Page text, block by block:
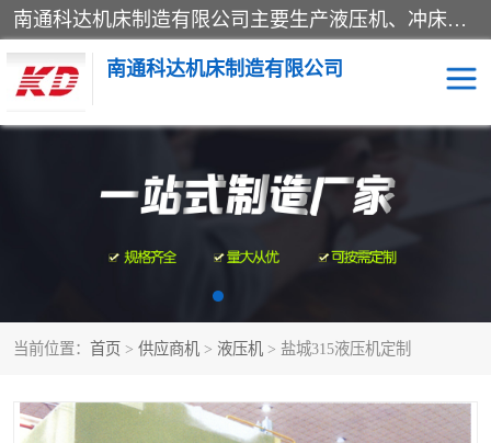
南通科达机床制造有限公司主要生产液压机、冲床、压力机等产品；本公司采用现代化企业的管理方法进行管理，立足于产品的质量管理，以优秀的品质、新颖的设计、合理的价格、完善的服务赢得广大客户的充分信赖和良好的口碑。领导层将运用科学管理方法及长期积累下来的经验和广泛领域吸取来新的技术不断调整产品结构，为市场提供精良的各类机械设备。企业将坚持与国内外各界朋友，真诚合作，共创辉煌。
南通科达机床制造有限公司
当前位置： 首页 > 供应商机 > 液压机 > 盐城315液压机定制
四柱液压机 液压机
卷板机